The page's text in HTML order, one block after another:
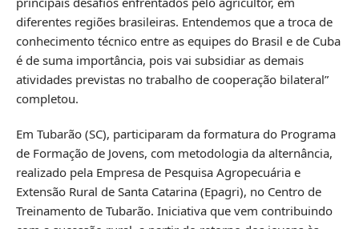
diferentes regiões brasileiras. Entendemos que a troca de
conhecimento técnico entre as equipes do Brasil e de Cuba
é de suma importância, pois vai subsidiar as demais
atividades previstas no trabalho de cooperação bilateral”
completou.
Em Tubarão (SC), participaram da formatura do Programa
de Formação de Jovens, com metodologia da alternância,
realizado pela Empresa de Pesquisa Agropecuária e
Extensão Rural de Santa Catarina (Epagri), no Centro de
Treinamento de Tubarão. Iniciativa que vem contribuindo